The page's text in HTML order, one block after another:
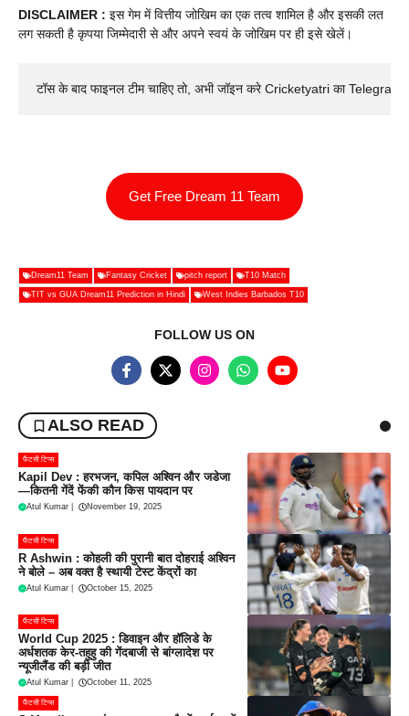
DISCLAIMER : इस गेम में वित्तीय जोखिम का एक तत्व शामिल है और इसकी लत
लग सकती है कृपया जिम्मेदारी से और अपने स्वयं के जोखिम पर ही इसे खेलें।
टॉस के बाद फाइनल टीम चाहिए तो, अभी जॉइन करे Cricketyatri का
Get Free Dream 11 Team
Dream11 Team Fantasy Cricket pitch report T10 Match
TIT vs GUA Dream11 Prediction in Hindi West Indies Barbados T10
FOLLOW US ON
ALSO READ
फैंटसी टिप्स
Kapil Dev : हरभजन, कपिल अश्विन और जडेजा
—कितनी गेंदें फेंकी कौन किस पायदान पर
Atul Kumar November 19, 2025
फैंटसी टिप्स
R Ashwin : कोहली की पुरानी बात दोहराई अश्विन
ने बोले – अब वक्त है स्थायी टेस्ट केंद्रों का
Atul Kumar October 15, 2025
फैंटसी टिप्स
World Cup 2025 : डिवाइन और हॉलिडे के
अर्धशतक केर-तहुहु की गेंदबाजी से बांग्लादेश पर
न्यूजीलैंड की बड़ी जीत
Atul Kumar October 11, 2025
फैंटसी टिप्स